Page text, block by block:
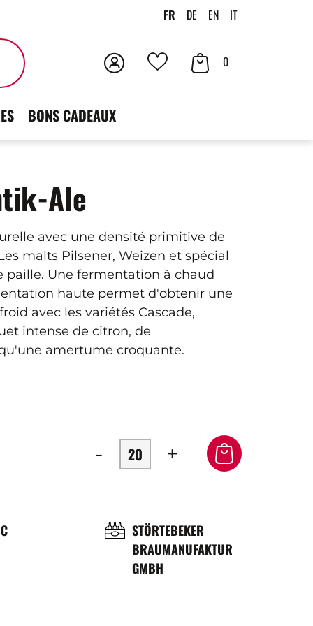
FR DE EN IT
BONS CADEAUX
Connexion
Votre
0
Ale
avec une densité primitive de
malts Pilsener, Weizen et spécial
Une fermentation à chaud
haute permet d'obtenir une
avec les variétés Cascade,
intense de citron, de
amertume croquante.
- +
BRASSERIE
STÖRTEBEKER
BRAUMANUFAKTUR
GMBH